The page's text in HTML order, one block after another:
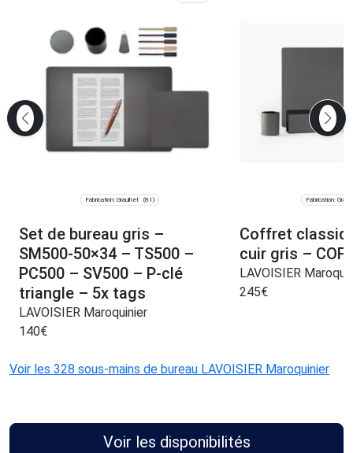
Fabrication: Graulhet (81)
Set de bureau gris –
SM500-50×34 – TS500 –
PC500 – SV500 – P-clé
triangle – 5x tags
LAVOISIER Maroquinier
140€
Fabrication:
Coffret
cuir gris –
LAVOISIER
245€
Voir les 328 sous-mains de bureau LAVOISIER Maroquinier
Voir les disponibilités